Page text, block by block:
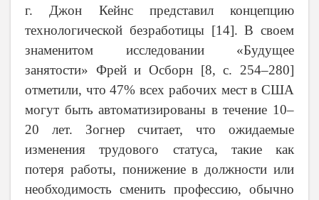
г. Джон Кейнс представил концепцию
технологической безработицы [14]. В своем
знаменитом исследовании «Будущее
занятости» Фрей и Осборн [8,c. 254–280]
отметили, что 47% всех рабочих мест в США
могут быть автоматизированы в течение 10–
20 лет. Зогнер считает, что ожидаемые
изменения трудового статуса, такие как
потеря работы, понижение в должности или
необходимость сменить профессию, обычно